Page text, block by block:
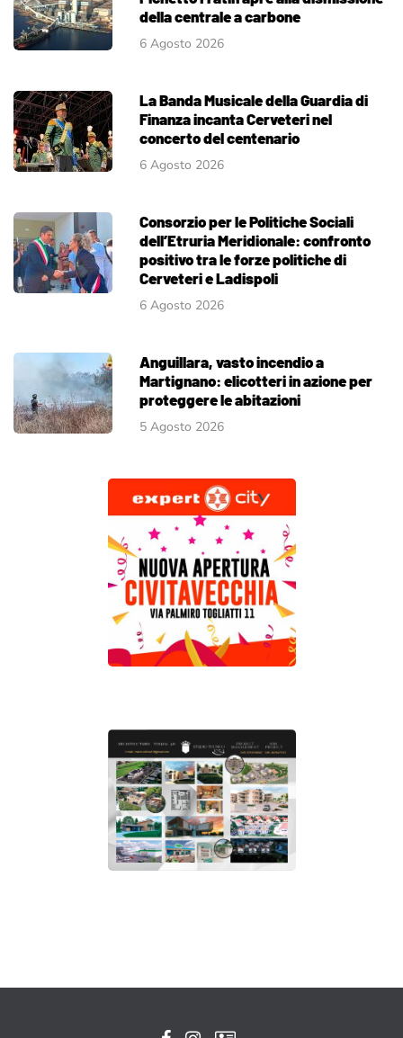
della centrale a carbone
6 Agosto 2026
La Banda Musicale della Guardia di
Finanza incanta Cerveteri nel
concerto del centenario
6 Agosto 2026
Consorzio per le Politiche Sociali
dell’Etruria Meridionale: confronto
positivo tra le forze politiche di
Cerveteri e Ladispoli
6 Agosto 2026
Anguillara, vasto incendio a
Martignano: elicotteri in azione per
proteggere le abitazioni
5 Agosto 2026